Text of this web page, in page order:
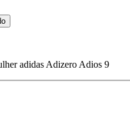
adidas Adizero Adios 9